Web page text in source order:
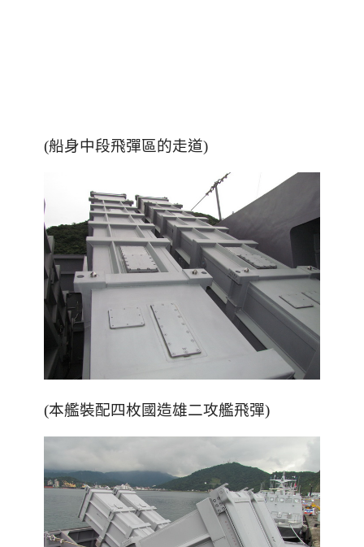
(船身中段飛彈區的走道)
(本艦裝配四枚國造雄二攻艦飛彈)